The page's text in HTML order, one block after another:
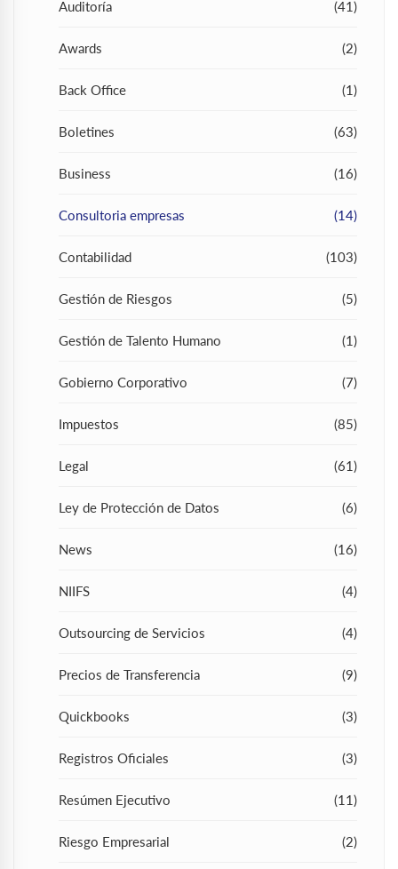
Auditoría (41)
Awards (2)
Back Office (1)
Boletines (63)
Business (16)
Consultoria empresas (14)
Contabilidad (103)
Gestión de Riesgos (5)
Gestión de Talento Humano (1)
Gobierno Corporativo (7)
Impuestos (85)
Legal (61)
Ley de Protección de Datos (6)
News (16)
NIIFS (4)
Outsourcing de Servicios (4)
Precios de Transferencia (9)
Quickbooks (3)
Registros Oficiales (3)
Resúmen Ejecutivo (11)
Riesgo Empresarial (2)